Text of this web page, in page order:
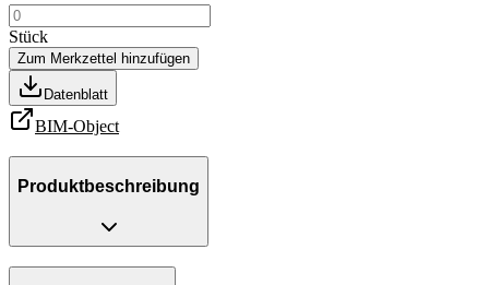
Stück
Zum Merkzettel hinzufügen
Datenblatt
BIM-Object
Produktbeschreibung